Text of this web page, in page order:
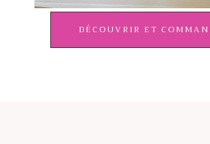
DÉCOUVRIR ET